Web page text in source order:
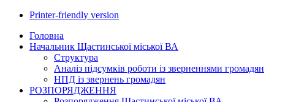
Printer-friendly version
Головна
Начальник Щастинської міської ВА
Структура
Аналіз підсумків роботи із зверненнями громадян
НПД із звернень громадян
РОЗПОРЯДЖЕННЯ